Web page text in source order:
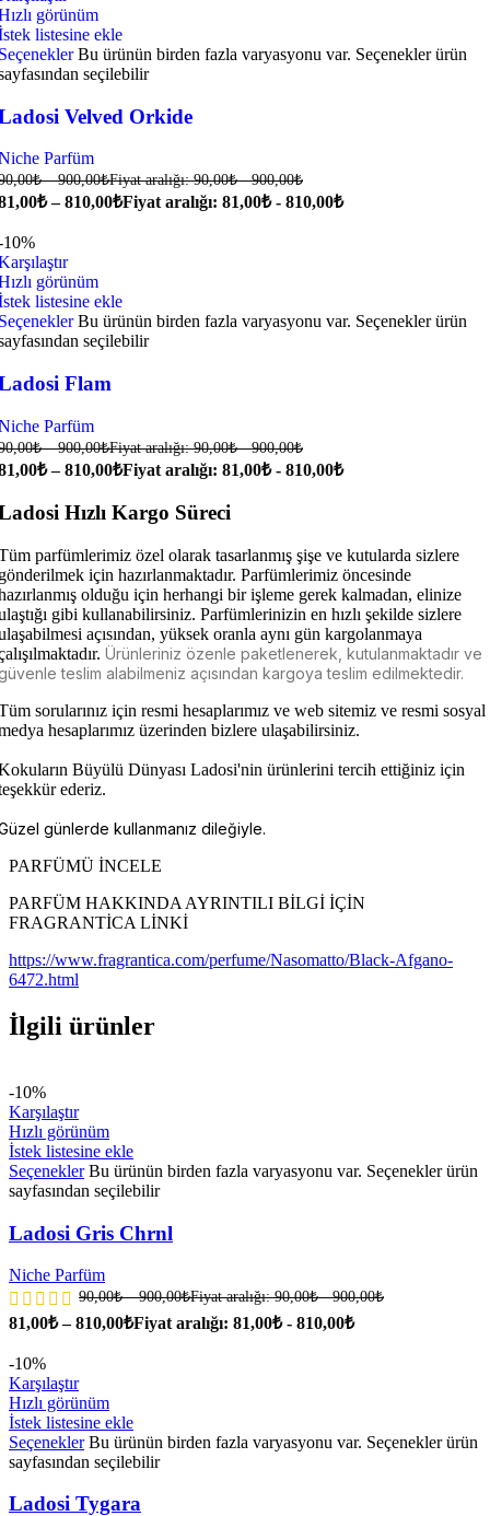
görünüm
listesine ekle
Bu ürünün birden fazla varyasyonu var. Seçenekler ürün
seçilebilir
Velved Orkide
Parfüm
₺ –900,00₺Fiyat aralığı: 90,00₺ - 900,00₺
₺ –810,00₺Fiyat aralığı: 81,00₺ - 810,00₺
10%
görünüm
listesine ekle
Bu ürünün birden fazla varyasyonu var. Seçenekler ürün
seçilebilir
Flam
Parfüm
₺ –900,00₺Fiyat aralığı: 90,00₺ - 900,00₺
₺ –810,00₺Fiyat aralığı: 81,00₺ - 810,00₺
Hızlı Kargo Süreci
parfümlerimiz özel olarak tasarlanmış şişe ve kutularda sizlere
için hazırlanmaktadır. Parfümlerimiz öncesinde
olduğu için herhangi bir işleme gerek kalmadan, elinize
gibi kullanabilirsiniz. Parfümlerinizin en hızlı şekilde sizlere
açısından, yüksek oranla aynı gün kargolanmaya
Ürünleriniz özenle paketlenerek, kutulanmaktadır ve
teslim alabilmeniz açısından kargoya teslim edilmektedir.
sorularınız için resmi hesaplarımız ve web sitemiz ve resmi sosyal
hesaplarımız üzerinden bizlere ulaşabilirsiniz.
Büyülü Dünyası Ladosi'nin ürünlerini tercih ettiğiniz için
ederiz.
günlerde kullanmanız dileğiyle.
PARFÜMÜ İNCELE
PARFÜM HAKKINDA AYRINTILI BİLGİ İÇİN
FRAGRANTİCA LİNKİ
https://www.fragrantica.com/perfume/Nasomatto/Black-Afgano-
6472.html
İlgili ürünler
-10%
Karşılaştır
Hızlı görünüm
İstek listesine ekle
Seçenekler Bu ürünün birden fazla varyasyonu var. Seçenekler ürün
sayfasından seçilebilir
Ladosi Gris Chrnl
Niche Parfüm
90,00₺ –900,00₺Fiyat aralığı: 90,00₺ - 900,00₺
81,00₺ –810,00₺Fiyat aralığı: 81,00₺ - 810,00₺
-10%
Karşılaştır
Hızlı görünüm
İstek listesine ekle
Seçenekler Bu ürünün birden fazla varyasyonu var. Seçenekler ürün
sayfasından seçilebilir
Ladosi Tygara